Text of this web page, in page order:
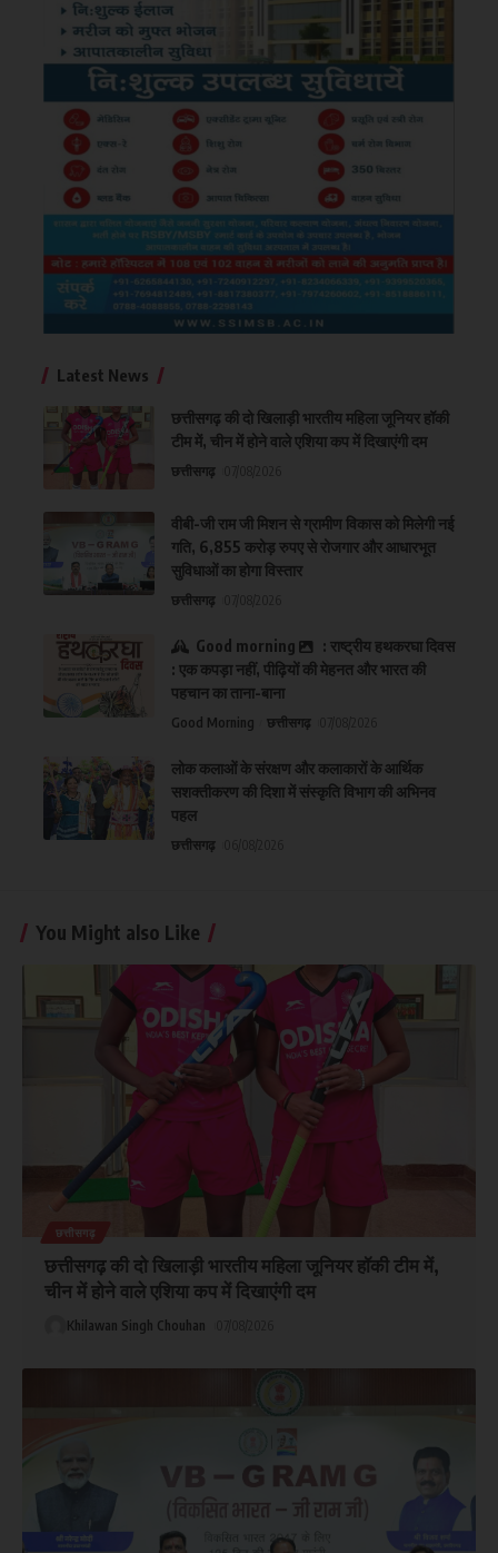
Latest News
छत्तीसगढ़ की दो खिलाड़ी भारतीय महिला जूनियर हॉकी
टीम में, चीन में होने वाले एशिया कप में दिखाएंगी दम
छत्तीसगढ़
वीबी-जी राम जी मिशन से ग्रामीण विकास को मिलेगी नई
गति, 6,855 करोड़ रुपए से रोजगार और आधारभूत
सुविधाओं का होगा विस्तार
छत्तीसगढ़
Good morning
: राष्ट्रीय हथकरघा दिवस
: एक कपड़ा नहीं, पीढ़ियों की मेहनत और भारत की
पहचान का ताना-बाना
Good Morning छत्तीसगढ़
लोक कलाओं के संरक्षण और कलाकारों के आर्थिक
सशक्तीकरण की दिशा में संस्कृति विभाग की अभिनव
पहल
छत्तीसगढ़
You Might also Like
छत्तीसगढ़
छत्तीसगढ़ की दो खिलाड़ी भारतीय महिला जूनियर हॉकी टीम में,
चीन में होने वाले एशिया कप में दिखाएंगी दम
Khilawan Singh Chouhan